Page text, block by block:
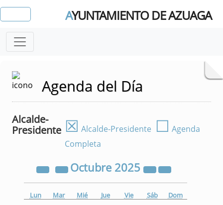
AYUNTAMIENTO DE AZUAGA
Agenda del Día
Alcalde-
Presidente ☒ Alcalde-Presidente ☐ Agenda
Completa
Octubre 2025
Lun Mar Mié Jue Vie Sáb Dom